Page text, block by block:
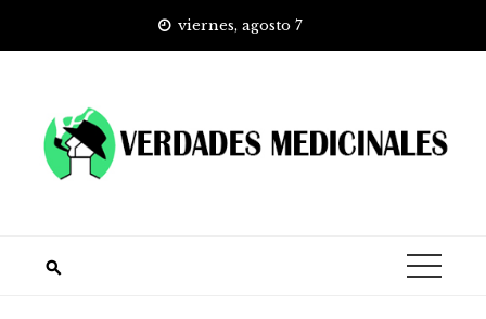
viernes, agosto 7